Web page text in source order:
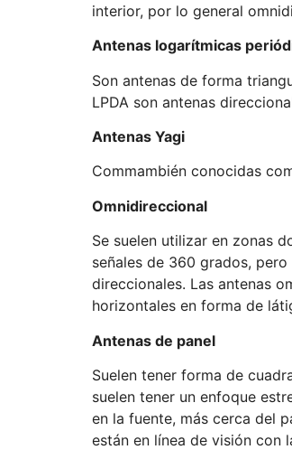
interior, por lo general
Antenas logarítmicas
Son antenas de forma
LPDA son antenas
Antenas Yagi
Commambién conocidas
Omnidireccional
Se suelen utilizar en zonas
señales de 360 grados,
direccionales. Las antenas
horizontales en forma de
Antenas de panel
Suelen tener forma de
suelen tener un enfoque
en la fuente, más cerca del
están en línea de visión con